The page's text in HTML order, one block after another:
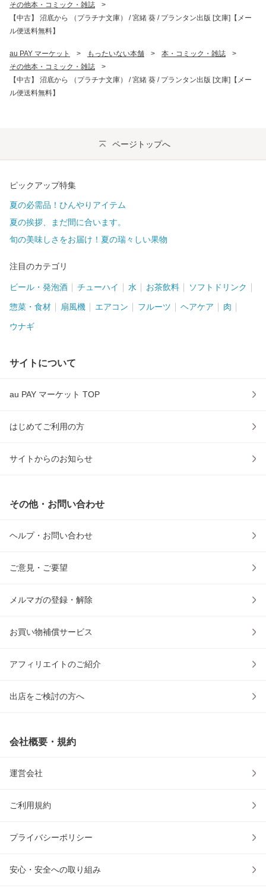
その他本・コミック・雑誌
>
【中古】 沼底から （プラチナ文庫） / 宮緒 葵 / プランタン出版 [文庫]【メー
ル便送料無料】
au PAY マーケット > もったいない本舗 > 本・コミック・雑誌
>
その他本・コミック・雑誌
>
【中古】 沼底から （プラチナ文庫） / 宮緒 葵 / プランタン出版 [文庫]【メー
ル便送料無料】
ページトップへ
ピックアップ特集
夏の必需品！ひんやりアイテム
夏の挨拶、まだ間に合います。
旬の美味しさをお届け！夏の瑞々しい果物
注目のカテゴリ
ビール・発泡酒 チューハイ 水 お茶飲料 ソフトドリンク
惣菜・食材 扇風機 エアコン フルーツ ヘアケア 肉
ウナギ
サイトについて
au PAY マーケット TOP
はじめてご利用の方
サイトからのお知らせ
その他・お問い合わせ
ヘルプ・お問い合わせ
ご意見・ご要望
メルマガの登録・解除
お買い物補償サービス
アフィリエイトのご紹介
出店をご検討の方へ
会社概要・規約
運営会社
ご利用規約
プライバシーポリシー
安心・安全への取り組み